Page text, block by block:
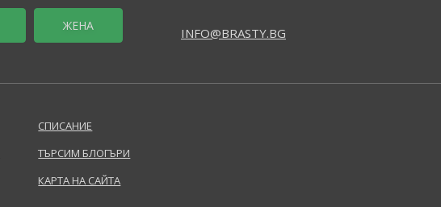
ЖЕНА INFO@BRASTY.BG
СПИСАНИЕ
ТЪРСИМ БЛОГЪРИ
КАРТА НА САЙТА